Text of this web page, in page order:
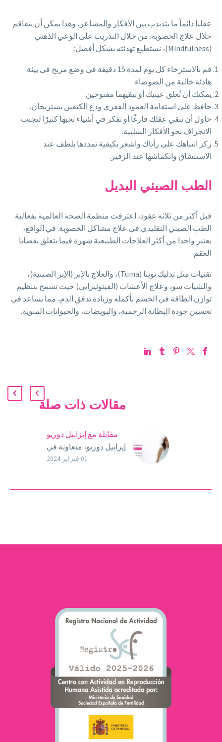
عقلنا دائماً ما يتذبذب بين الأفكار والمشاعر، وهذا يمكن أن يتفاقم
خلال علاج الخصوبة. من خلال التدريب على الوعي الذهني
(Mindfulness)، نستطيع تهدئته بشكل أفضل:
قم بالاسترخاء كل يوم لمدة 15 دقيقة في وضع مريح في بيئة
هادئة خالية من الضوضاء.
يمكنك أن تُغلق عينيك أو تبقيهما مفتوحين.
حافظ على استقامة العمود الفقري ودع الكتفين يستريحان.
حاول أن تبقي عقلك فارغًا أو تفكر في أشياء تحبها كثيرًا لتجنب
الانجراف نحو الأفكار السلبية.
ركز انتباهك على رأتاك واشعر بكيفية تمددها بلطف عند
الاستنشاق وانكماشها عند الزفير.
الطب الصيني البديل
قبل أكثر من ثلاثة عقود، اعترفت منظمة الصحة العالمية بفعالية
الطب الصيني التقليدي في علاج مشاكل الخصوبة. في الواقع،
يعتبر واحدا من أكثر العلاجات الطبيعية شهرة فيما يتعلق بقضايا
العقم.
تقنيات مثل تدليك توينا (Tuina)، والعلاج بالإبر (الإبر الصينية)،
والشيات سو، وعلاج الأعشاب (الفيتوثيرابي) حيث تسمح بتنظيم
توازن الطاقة في الجسم بأكمله وزيادة تدفق الدم، مما يساعد في
تحسين جودة البطانة الرحمية، والبويضات، والحيوانات المنوية.
مقالات ذات صلة
مقابلة مع إيزابيل دوريو
إيزابيل دوريو، متعاونة في
Ovoclinic ومؤسسة لـ01 فبراير 2024